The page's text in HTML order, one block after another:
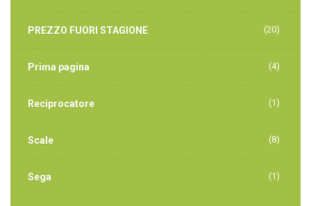
PREZZO FUORI STAGIONE (20)
Prima pagina (4)
Reciprocatore (1)
Scale (8)
Sega (1)